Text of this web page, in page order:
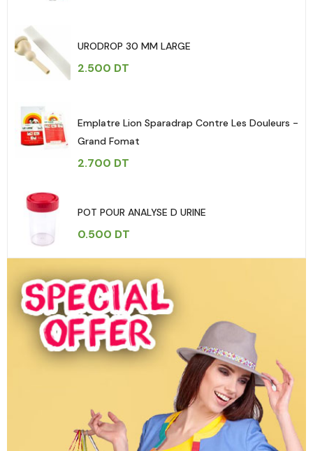
URODROP 30 MM LARGE
2.500 DT
Emplatre Lion Sparadrap Contre Les Douleurs -
Grand Fomat
2.700 DT
POT POUR ANALYSE D URINE
0.500 DT